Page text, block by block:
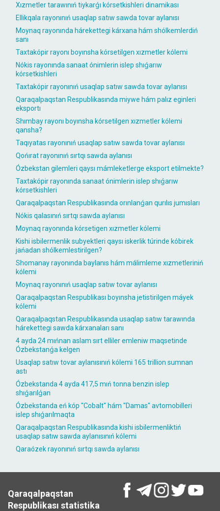
Xızmetler tarawınıń tiykarǵı kórsetkishleri dinamikası
Ellikqala rayonınıń usaqlap satıw sawda tovar aylanısı
Moynaq rayonında hárekettegi kárxana hám shólkemlerdiń
sanı
Taxtakópir rayonı boyınsha kórsetilgen xızmetler kólemi
Nókis rayonında sanaat ónimlerin islep shıǵarıw
kórsetkishleri
Taxtakópir rayonınıń usaqlap satıw sawda tovar aylanısı
Qaraqalpaqstan Respublikasında miywe hám palız eginleri
eksportı
Shımbay rayonı boyınsha kórsetilgen xızmetler kólemi
qansha?
Taqıyatas rayonınıń usaqlap satıw sawda tovar aylanısı
Qońırat rayonınıń sırtqı sawda aylanısı
Ózbekstan gilemleri qaysı mámleketlerge eksport etilmekte?
Taxtakópir rayonında sanaat ónimlerin islep shıǵarıw
kórsetkishleri
Qaraqalpaqstan Respublikasında orınlanǵan qurılıs jumısları
Nókis qalasınıń sırtqı sawda aylanısı
Moynaq rayonında kórsetigen xızmetler kólemi
Kishi isbilermenlik subyektleri qaysı iskerlik túrinde kóbirek
jańadan shólkemlestirilgen?
Shomanay rayonında baylanıs hám málimleme xızmetleriniń
kólemi
Moynaq rayonınıń usaqlap satıw tovar aylanısı
Qaraqalpaqstan Respublikası boyınsha jetistirilgen máyek
kólemi
Qaraqalpaqstan Respublikasında usaqlap satıw tarawında
hárekettegi sawda kárxanaları sanı
4 ayda 24 mıńnan aslam sırt elliler emleniw maqsetinde
Ózbekstanǵa kelgen
Usaqlap satıw tovar aylanısınıń kólemi 165 trillion sumnan
astı
Ózbekstanda 4 ayda 417,5 mıń tonna benzin islep
shıǵarılǵan
Ózbekstanda eń kóp "Cobalt" hám "Damas" avtomobilleri
islep shıǵarılmaqta
Qaraqalpaqstan Respublikasında kishi isbilermenliktiń
usaqlap satıw sawda aylanısınıń kólemi
Qaraózek rayonınıń sırtqı sawda aylanısı
Qaraqalpaqstan
Respublikası statistika